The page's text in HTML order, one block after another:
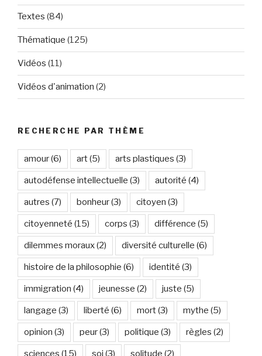
Textes (84)
Thématique (125)
Vidéos (11)
Vidéos d'animation (2)
RECHERCHE PAR THÈME
amour(6) art(5) arts plastiques (3)
autodéfense intellectuelle (3) autorité (4)
autres (7) bonheur(3) citoyen (3)
citoyenneté (15) corps (3) différence (5)
dilemmes moraux(2) diversité culturelle (6)
histoire de la philosophie (6) identité (3)
immigration (4) jeunesse (2) juste (5)
langage (3) liberté (6) mort(3) mythe (5)
opinion (3) peur(3) politique (3) règles (2)
sciences (15) soi (3) solitude (2)